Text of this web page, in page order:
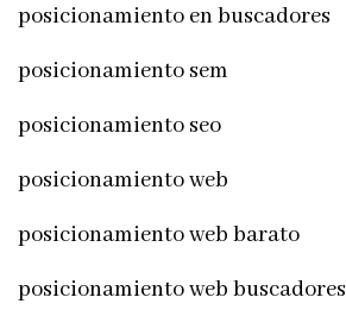
posicionamiento en buscadores
posicionamiento sem
posicionamiento seo
posicionamiento web
posicionamiento web barato
posicionamiento web buscadores